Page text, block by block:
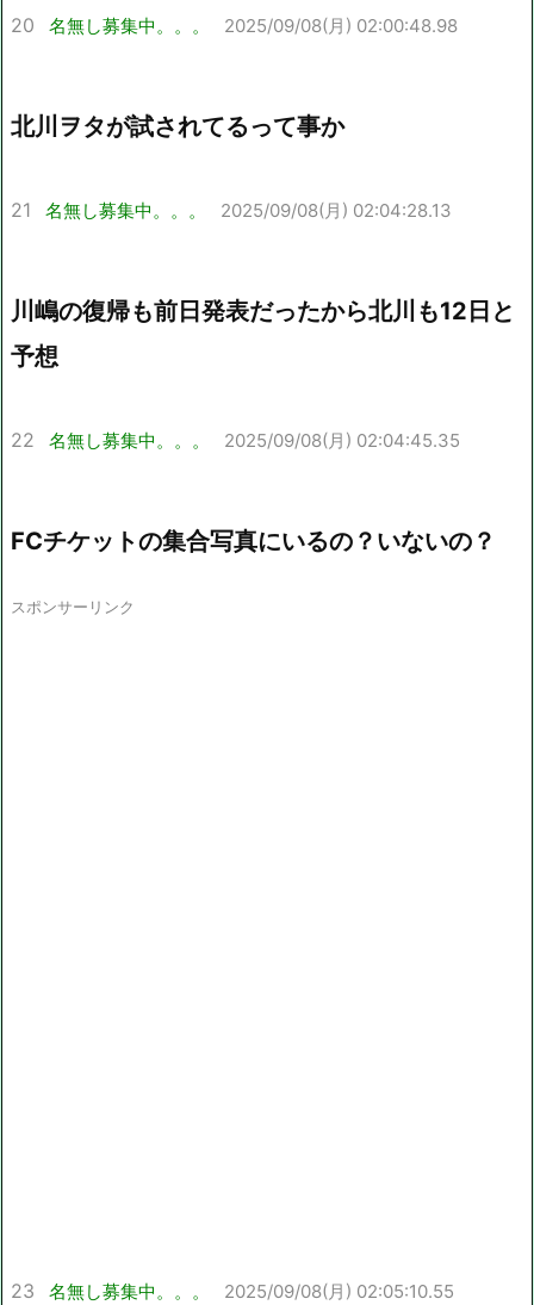
20 名無し募集中。。。 2025/09/08(月) 02:00:48.98
北川ヲタが試されてるって事か
21 名無し募集中。。。 2025/09/08(月) 02:04:28.13
川嶋の復帰も前日発表だったから北川も12日と
予想
22 名無し募集中。。。 2025/09/08(月) 02:04:45.35
FCチケットの集合写真にいるの？いないの？
スポンサーリンク
23 名無し募集中。。。 2025/09/08(月) 02:05:10.55